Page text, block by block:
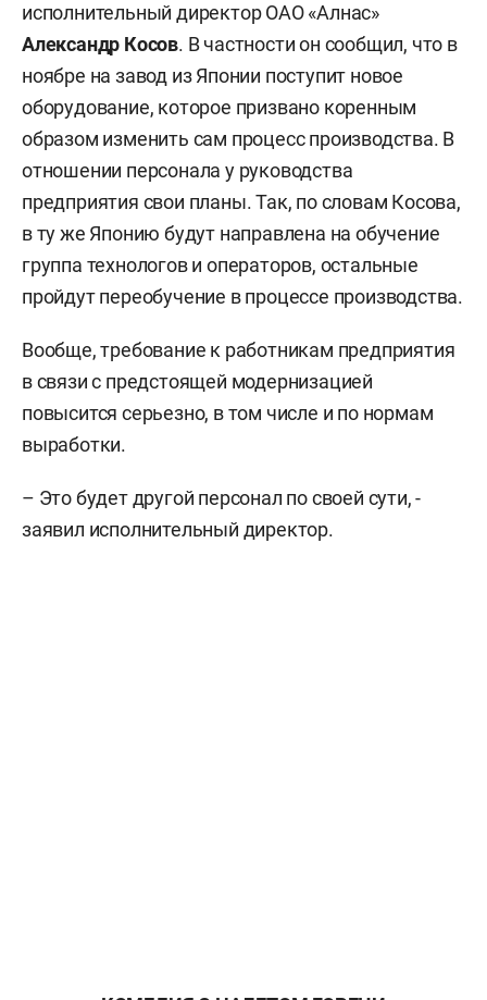
исполнительный директор ОАО «Алнас»
Александр Косов. В частности он сообщил, что в
ноябре на завод из Японии поступит новое
оборудование, которое призвано коренным
образом изменить сам процесс производства. В
отношении персонала у руководства
предприятия свои планы. Так, по словам Косова,
в ту же Японию будут направлена на обучение
группа технологов и операторов, остальные
пройдут переобучение в процессе производства.
Вообще, требование к работникам предприятия
в связи с предстоящей модернизацией
повысится серьезно, в том числе и по нормам
выработки.
– Это будет другой персонал по своей сути, -
заявил исполнительный директор.